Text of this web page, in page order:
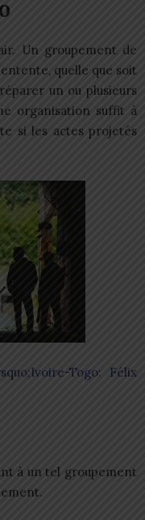
Un groupement de
quelle que soit
un ou plusieurs
organisation suffit à
si les actes projetés
Togo: Félix
à un tel groupement